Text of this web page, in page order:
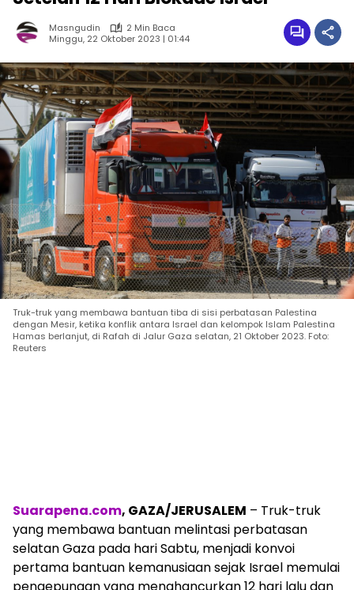
Masngudin
2 Min Baca
Minggu, 22 Oktober 2023 | 01:44
Truk-truk yang membawa bantuan tiba di sisi perbatasan Palestina
dengan Mesir, ketika konflik antara Israel dan kelompok Islam Palestina
Hamas berlanjut, di Rafah di Jalur Gaza selatan, 21 Oktober 2023. Foto:
Reuters
Suarapena.com, GAZA/JERUSALEM – Truk-truk
yang membawa bantuan melintasi perbatasan
selatan Gaza pada hari Sabtu, menjadi konvoi
pertama bantuan kemanusiaan sejak Israel memulai
pengepungan yang menghancurkan 12 hari lalu dan